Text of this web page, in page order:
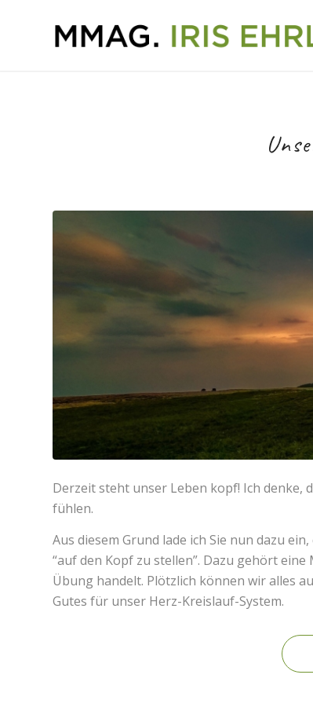
Derzeit steht unser Leben kopf! Ich denke,
fühlen.
Aus diesem Grund lade ich Sie nun dazu
“auf den Kopf zu stellen”. Dazu gehört
Übung handelt. Plötzlich können wir alles
Gutes für unser Herz-Kreislauf-System.